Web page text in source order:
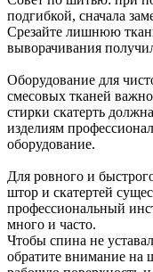
подгибкой, сначала
Срезайте лишнюю
выворачивания
Оборудование для
смесовых тканей
стирки скатерть
изделиям
оборудование.
Для ровного и
штор и скатертей
профессиональный
много и часто.
Чтобы спина не
обратите внимание